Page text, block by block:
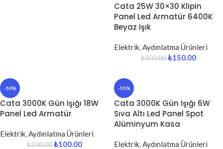
Cata 25W 30×30 Klipin
Panel Led Armatür 6400K
Beyaz Işık
Elektrik Aydınlatma Ürünleri
₺300.00₺150.00
-50%
Cata 3000K Gün Işığı 18W
Panel Led Armatür
Elektrik Aydınlatma Ürünleri
₺200.00₺100.00
-55%
Cata 3000K Gün Işığı 6W
Sıva Altı Led Panel Spot
Alüminyum Kasa
Elektrik Aydınlatma Ürünleri